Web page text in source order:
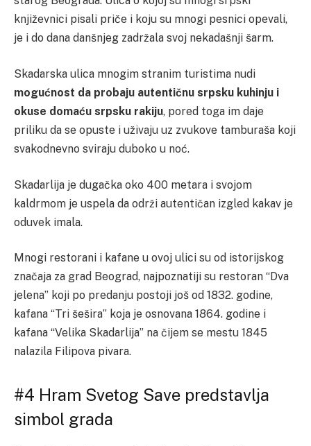
književnici pisali priče i koju su mnogi pesnici opevali,
je i do dana danšnjeg zadržala svoj nekadašnji šarm.
Skadarska ulica mnogim stranim turistima nudi
mogućnost da probaju autentičnu srpsku kuhinju i
okuse domaću srpsku rakiju, pored toga im daje
priliku da se opuste i uživaju uz zvukove tamburaša koji
svakodnevno sviraju duboko u noć.
Skadarlija je dugačka oko 400 metara i svojom
kaldrmom je uspela da održi autentičan izgled kakav je
oduvek imala.
Mnogi restorani i kafane u ovoj ulici su od istorijskog
značaja za grad Beograd, najpoznatiji su restoran “Dva
jelena” koji po predanju postoji još od 1832. godine,
kafana “Tri šešira” koja je osnovana 1864. godine i
kafana “Velika Skadarlija” na čijem se mestu 1845
nalazila Filipova pivara.
#4 Hram Svetog Save predstavlja
simbol grada